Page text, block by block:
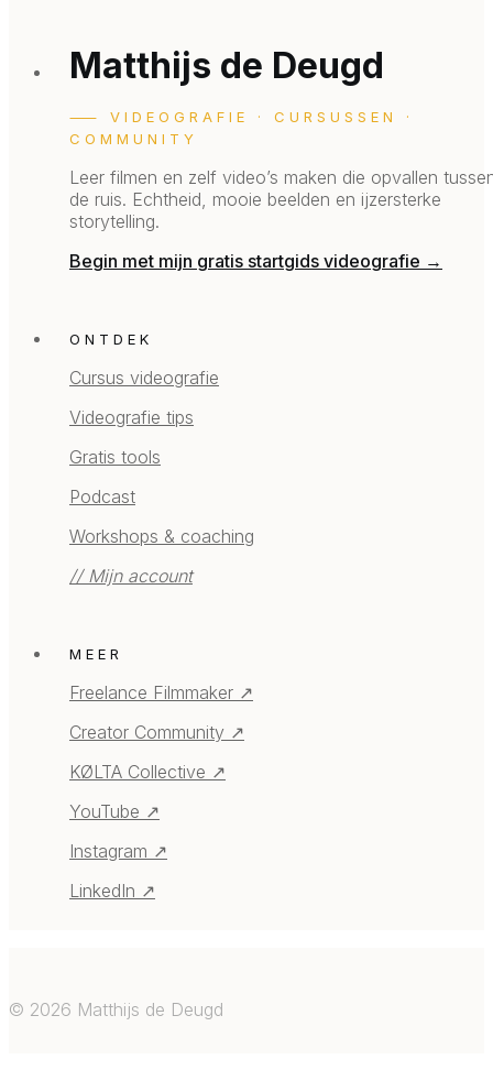
Matthijs de Deugd
⸺ VIDEOGRAFIE · CURSUSSEN ·
COMMUNITY
Leer filmen en zelf video’s maken die opvallen
de ruis. Echtheid, mooie beelden en ijzersterke
storytelling.
Begin met mijn gratis startgids videografie →
ONTDEK
Cursus videografie
Videografie tips
Gratis tools
Podcast
Workshops & coaching
// Mijn account
MEER
Freelance Filmmaker ↗
Creator Community ↗
KØLTA Collective ↗
YouTube ↗
Instagram ↗
LinkedIn ↗
© 2026 Matthijs de Deugd